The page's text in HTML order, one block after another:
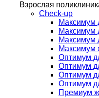
Взрослая
Check-up
Максимум
Максимум
Максимум
Максимум
Оптимум
Оптимум
Оптимум
Оптимум
Премиум